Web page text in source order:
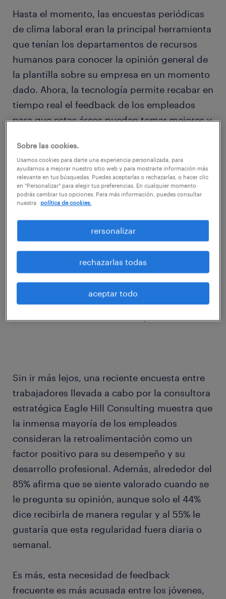
Hasta el momento, las encuestas periódicas
de clima laboral eran la principal herramienta
que tenían los departamentos de recursos
humanos para conocer la opinión general de
la plantilla sobre su empresa en un momento
dado. Ahora, la tecnología permite recabar en
tiempo real el feedback de los empleados
para que estas áreas puedan tomar mejores y
Para el área de gestión de personal de
cualquier organización, conocer el punto de
vista de sus empleados sobre las tareas que
trabajo y la salud corpora­tiva. Es más, según
los expertos, contar con su retroalimentación
refuerza los comportamientos positivos y da
opción a mejorar los que no lo son tanto
antes de que sea demasiado tarde. Y en el
cambiante entorno económico actual, este
Sin ir más lejos, una reciente encuesta entre
trabaja­dores llevada a cabo por la consultora
estratégica Eagle Hill Consulting muestra que
la inmensa mayoría de los empleados
consideran la retroalimen­tación como un
factor positivo para su desempeño y su
desarrollo profesional. Además, alrededor del
85% afirma que se siente valorado cuando se
le pregunta su opinión, aunque solo el 44%
dice recibirla de manera regular y al 55% le
gustaría que esta regularidad fuera diaria o
semanal.
Es más, esta necesidad de feedback
frecuente es más acusada entre los jóvenes,
Sobre las cookies.
Usamos cookies para darte una experiencia personalizada, para
ayudarnos a mejorar nuestro sitio web y para mostrarte información más
relevante en tus búsquedas. Puedes aceptarlas o rechazarlas, o hacer clic
en "Personalizar" para elegir tus preferencias. En cualquier momento
podrás cambiar tus opciones. Para más información, puedes consultar
nuestra
política de cookies.
rersonalizar
rechazarlas todas
aceptar todo